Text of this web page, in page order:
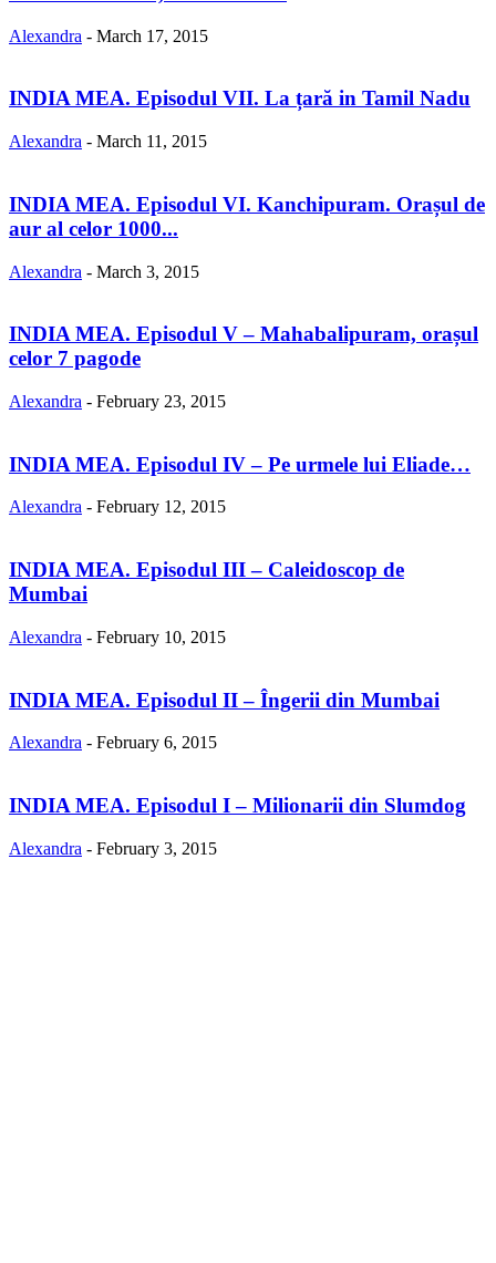
Alexandra - March 17, 2015
INDIA MEA. Episodul VII. La țară in Tamil Nadu
Alexandra - March 11, 2015
INDIA MEA. Episodul VI. Kanchipuram. Orașul de
aur al celor 1000...
Alexandra - March 3, 2015
INDIA MEA. Episodul V – Mahabalipuram, orașul
celor 7 pagode
Alexandra - February 23, 2015
INDIA MEA. Episodul IV – Pe urmele lui Eliade…
Alexandra - February 12, 2015
INDIA MEA. Episodul III – Caleidoscop de
Mumbai
Alexandra - February 10, 2015
INDIA MEA. Episodul II – Îngerii din Mumbai
Alexandra - February 6, 2015
INDIA MEA. Episodul I – Milionarii din Slumdog
Alexandra - February 3, 2015